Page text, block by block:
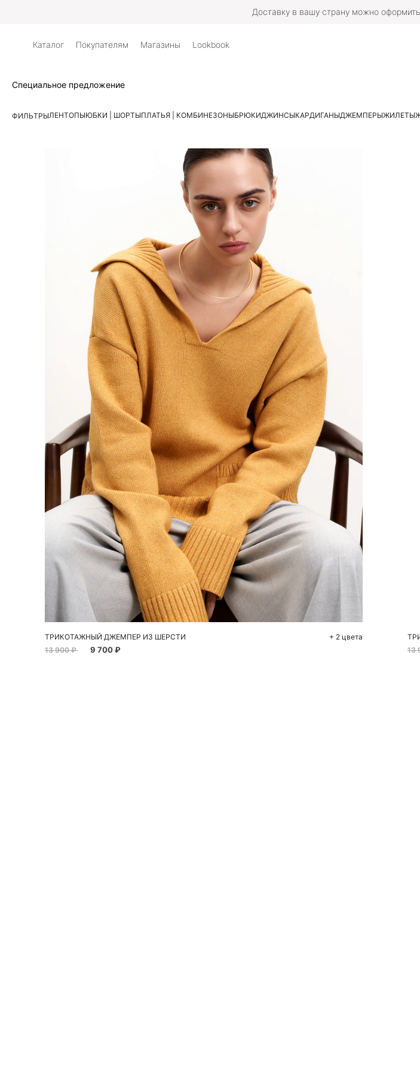
Доставку в вашу страну можно оформить
Каталог Покупателям Магазины Lookbook
Специальное предложение
ФИЛЬТРЫЛЕНТОПЫЮБКИ | ШОРТЫПЛАТЬЯ | КОМБИНЕЗОНЫБРЮКИДЖИНСЫКАРДИГАНЫДЖЕМПЕРЫЖИЛЕТЫ
Добавить в корзину
M
ТРИКОТАЖНЫЙ ДЖЕМПЕР ИЗ ШЕРСТИ
+ 2 цвета
13 900 ₽
9 700 ₽
13